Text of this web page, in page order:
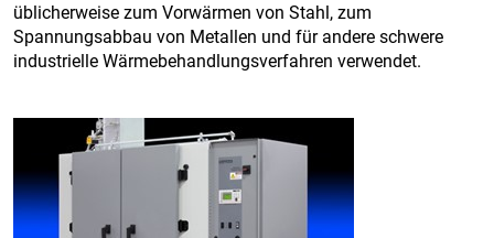
üblicherweise zum Vorwärmen von Stahl, zum
Spannungsabbau von Metallen und für andere schwere
industrielle Wärmebehandlungsverfahren verwendet.